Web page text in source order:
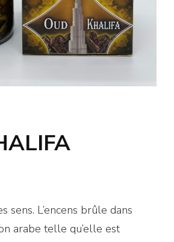
sens. L’encens brûle dans
arabe telle qu’elle est